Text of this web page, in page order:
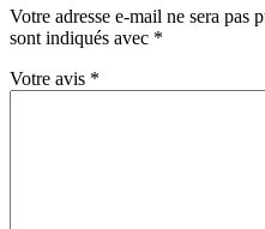
Votre adresse e-mail ne sera pas
sont indiqués avec *
Votre avis *